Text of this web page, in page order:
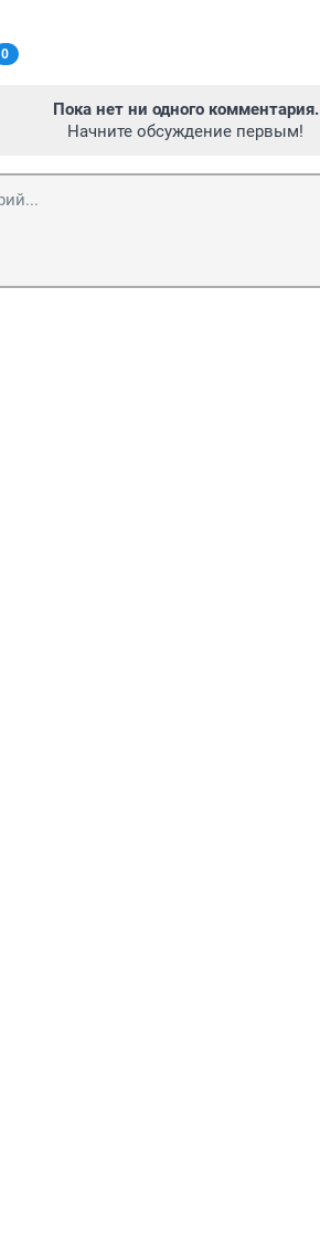
0
Пока нет ни одного комментария.
Начните обсуждение первым!